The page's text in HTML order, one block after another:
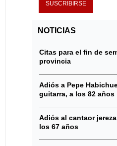
NOTICIAS
Citas para el fin de
provincia
Adiós a Pepe
guitarra, a los 82 años
Adiós al cantaor
los 67 años